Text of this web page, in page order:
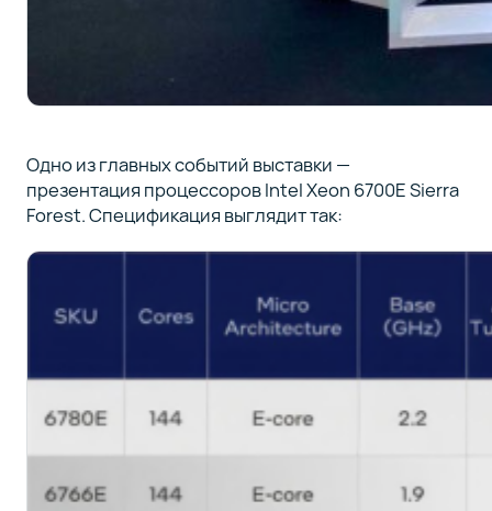
Одно из главных событий выставки —
презентация процессоров Intel Xeon 6700E Sierra
Forest. Спецификация выглядит так: